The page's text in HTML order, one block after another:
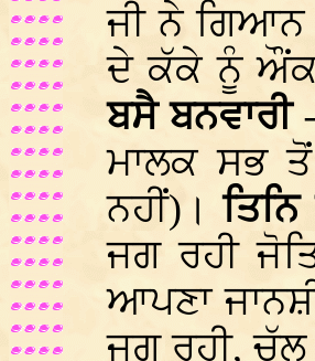
ਜੀ ਨੇ ਗਿਆਨ
ਦੇ ਕੱਕੇ ਨੂੰ
ਬਸੈ ਬਨਵਾਰੀ
ਮਾਲਕ ਸਭ
ਨਹੀਂ)।
ਜਗ ਰਹੀ
ਆਪਣਾ
ਜਗ ਰਹੀ,